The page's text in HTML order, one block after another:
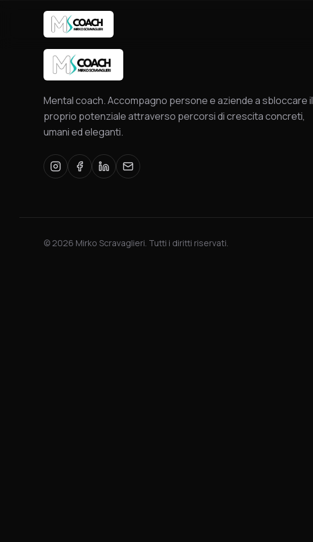
Mental coach. Accompagno persone e aziende a sbloccare il
proprio potenziale attraverso percorsi di crescita concreti,
umani ed eleganti.
© 2026 Mirko Scravaglieri. Tutti i diritti riservati.